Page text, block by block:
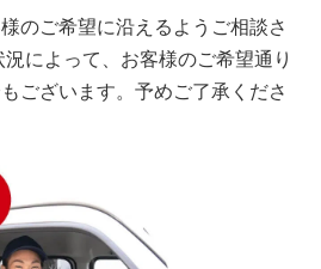
のご希望に沿えるようご相談さ
によって、お客様のご希望通り
ございます。予めご了承くださ